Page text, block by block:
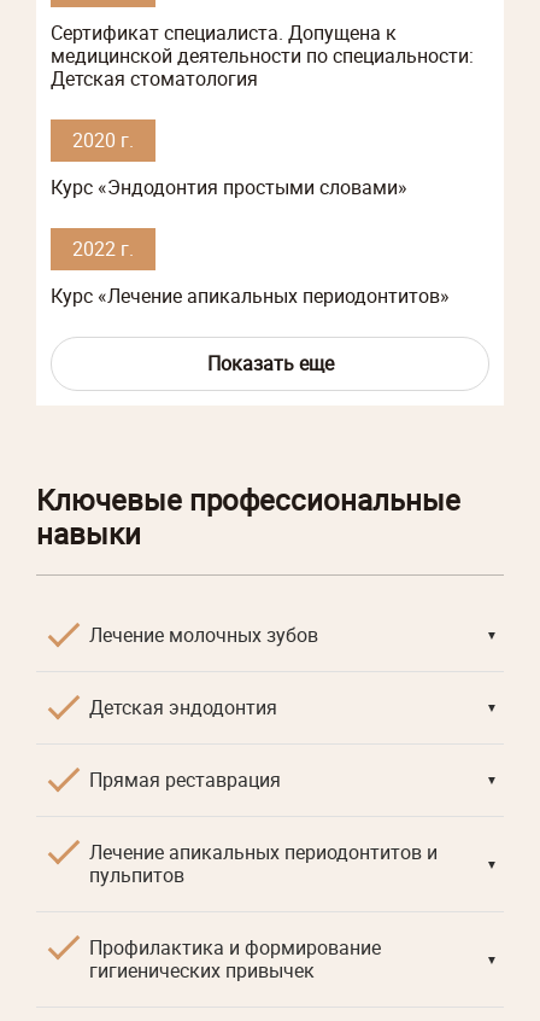
Сертификат специалиста. Допущена к
медицинской деятельности по специальности:
Детская стоматология
2020 г.
Курс «Эндодонтия простыми словами»
2022 г.
Курс «Лечение апикальных периодонтитов»
Показать еще
Ключевые профессиональные
навыки
Лечение молочных зубов ▼
Детская эндодонтия ▼
Прямая реставрация ▼
Лечение апикальных периодонтитов и
пульпитов
▼
Профилактика и формирование
гигиенических привычек
▼